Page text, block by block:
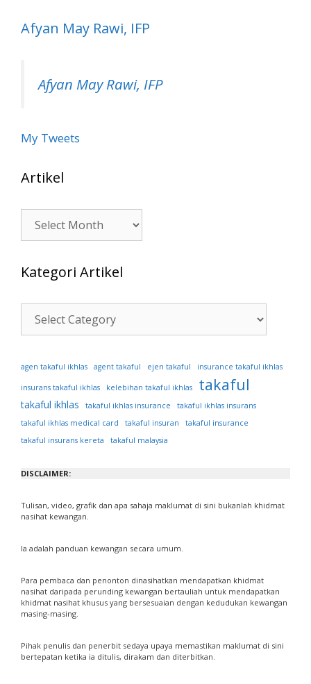
Afyan May Rawi, IFP
Afyan May Rawi, IFP
My Tweets
Artikel
Artikel
Kategori Artikel
Kategori
Artikel
agen takaful ikhlas agent takaful ejen takaful insurance takaful ikhlas
insurans takaful ikhlas kelebihan takaful ikhlas takaful
takaful ikhlas takaful ikhlas insurance
takaful ikhlas insurans
takaful ikhlas medical card
takaful insuran
takaful insurance
takaful insurans kereta
takaful malaysia
DISCLAIMER:
Tulisan, video, grafik dan apa sahaja maklumat di sini bukanlah khidmat
nasihat kewangan.
Ia adalah panduan kewangan secara umum.
Para pembaca dan penonton dinasihatkan mendapatkan khidmat
nasihat daripada perunding kewangan bertauliah untuk mendapatkan
khidmat nasihat khusus yang bersesuaian dengan kedudukan kewangan
masing-masing.
Pihak penulis dan penerbit sedaya upaya memastikan maklumat di sini
bertepatan ketika ia ditulis, dirakam dan diterbitkan.